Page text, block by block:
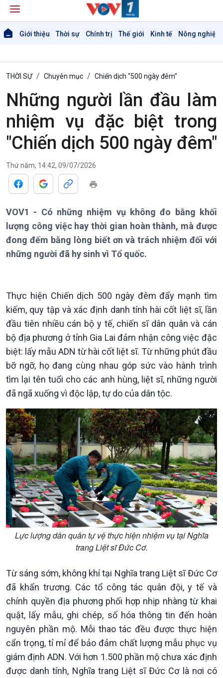
Giới thiệu Thời sự Chính trị Thế giới Kinh tế Nông nghiệp
Giới thiệu
Thời sự
Thời sự 6h
Thời sự 12h
Thời sự 18h
Thời sự 21h30
Bản tin
Chuyên mục
Theo dòng Thời sự
THỜI SỰ Chuyên mục Chiến dịch "500 ngày đêm"
Những người lần đầu làm
nhiệm vụ đặc biệt trong
"Chiến dịch 500 ngày đêm"
Thứ năm, 14:42, 09/07/2026
VOV1 - Có những nhiệm vụ không đo bằng khối
lượng công việc hay thời gian hoàn thành, mà được
đong đếm bằng lòng biết ơn và trách nhiệm đối với
những người đã hy sinh vì Tổ quốc.
Thực hiện Chiến dịch 500 ngày đêm đẩy mạnh tìm
kiếm, quy tập và xác định danh tính hài cốt liệt sĩ, lần
đầu tiên nhiều cán bộ y tế, chiến sĩ dân quân và cán
bộ địa phương ở tỉnh Gia Lai đảm nhận công việc đặc
biệt: lấy mẫu ADN từ hài cốt liệt sĩ. Từ những phút đầu
bỡ ngỡ, họ đang cùng nhau góp sức vào hành trình
tìm lại tên tuổi cho các anh hùng, liệt sĩ, những người
đã ngã xuống vì độc lập, tự do của dân tộc.
Lực lượng dân quân tự vệ thực hiện nhiệm vụ tại Nghĩa
trang Liệt sĩ Đức Cơ.
Từ sáng sớm, không khí tại Nghĩa trang Liệt sĩ Đức Cơ
đã khẩn trương. Các tổ công tác quân đội, y tế và
chính quyền địa phương phối hợp nhịp nhàng từ khai
quật, lấy mẫu, ghi chép, số hóa thông tin đến hoàn
nguyên phần mộ. Mỗi thao tác đều được thực hiện
cẩn trọng, tỉ mỉ để bảo đảm chất lượng mẫu phục vụ
giám định ADN. Với hơn 1.500 phần mộ chưa xác định
được danh tính, Nghĩa trang Liệt sĩ Đức Cơ là nơi có